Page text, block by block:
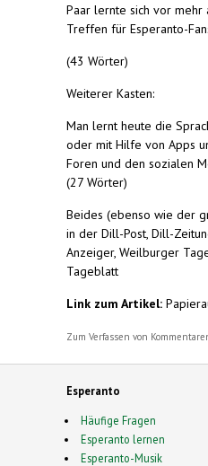
Paar lernte sich vor mehr
Treffen für Esperanto-
(43 Wörter)
Weiterer Kasten:
Man lernt heute die
oder mit Hilfe von Apps
Foren und den sozialen
(27 Wörter)
Beides (ebenso wie der
in der Dill-Post, Dill-
Anzeiger, Weilburger
Tageblatt
Link zum Artikel:
Zum Verfassen von
Esperanto
Häufige Fragen
Esperanto lernen
Esperanto-Musik